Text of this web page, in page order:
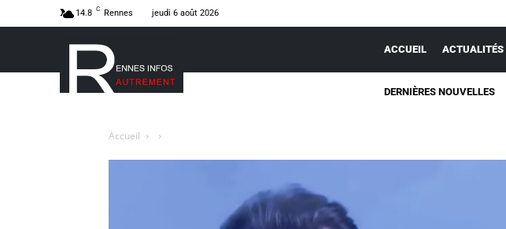
14.8 C Rennes jeudi 6 août 2026
ACCUEIL ACTUALITÉS
DERNIÈRES NOUVELLES
Accueil